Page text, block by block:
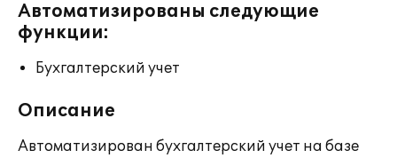
Автоматизированы следующие
функции:
Бухгалтерский учет
Описание
Автоматизирован бухгалтерский учет на базе